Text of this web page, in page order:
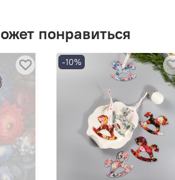
понравиться
-10%